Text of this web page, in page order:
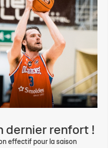
dernier renfort !
effectif pour la saison